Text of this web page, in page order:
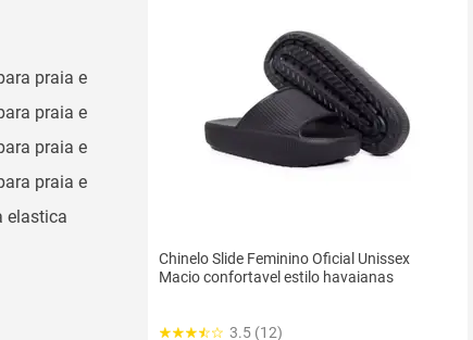
e Descrição
praia e
praia e
praia e
praia e
elastica
Chinelo Slide Feminino Oficial Unissex
Macio confortavel estilo havaianas
3.5 (12)